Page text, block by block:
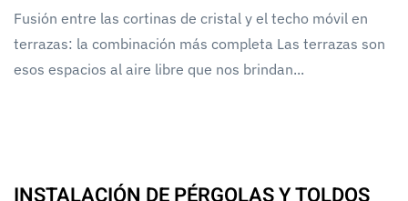
Fusión entre las cortinas de cristal y el techo móvil en
terrazas: la combinación más completa Las terrazas son
esos espacios al aire libre que nos brindan...